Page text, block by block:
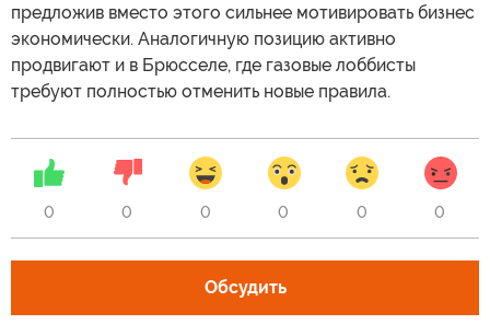
предложив вместо этого сильнее мотивировать бизнес
экономически. Аналогичную позицию активно
продвигают и в Брюсселе, где газовые лоббисты
требуют полностью отменить новые правила.
0 0 0 0 0 0
Обсудить